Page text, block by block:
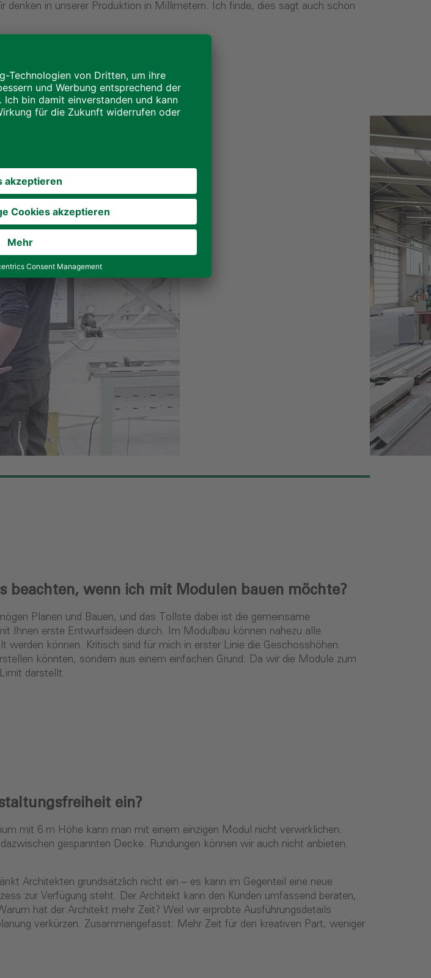
denken in unserer Produktion in Millimetern. Ich finde, dies sagt auch schon
beachten, wenn ich mit Modulen bauen möchte?
Planen und Bauen, und das Tollste dabei ist die gemeinsame
Ihnen erste Entwurfsideen durch. Im Modulbau können nahezu alle
können. Kritisch sind für mich in erster Linie die Geschosshöhen.
könnten, sondern aus einem einfachen Grund: Da wir die Module zum
darstellt.
ein?
mit 6 m Höhe kann man mit einem einzigen Modul nicht verwirklichen.
gespannten Decke. Rundungen können wir auch nicht anbieten.
Architekten grundsätzlich nicht ein – es kann im Gegenteil eine neue
zur Verfügung steht. Der Architekt kann den Kunden umfassend beraten,
hat der Architekt mehr Zeit? Weil wir erprobte Ausführungsdetails
verkürzen. Zusammengefasst: Mehr Zeit für den kreativen Part, weniger